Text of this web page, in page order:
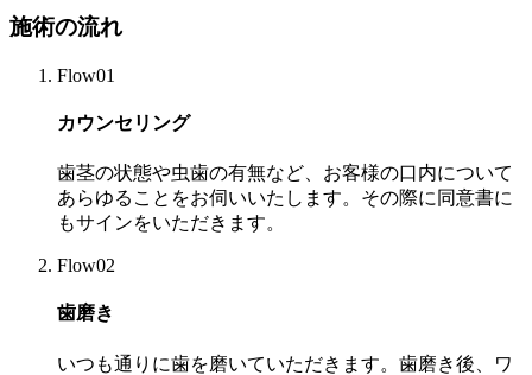
施術の流れ
Flow01
カウンセリング
歯茎の状態や虫歯の有無など、お客様の口内について
あらゆることをお伺いいたします。その際に同意書に
もサインをいただきます。
Flow02
歯磨き
いつも通りに歯を磨いていただきます。歯磨き後、ワ